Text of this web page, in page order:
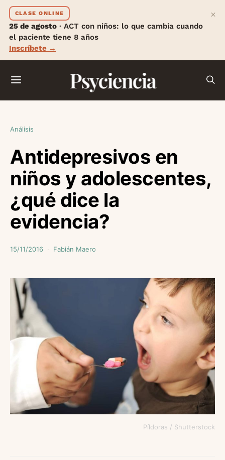
CLASE ONLINE
25 de agosto · ACT con niños: lo que cambia cuando
el paciente tiene 8 años
Inscríbete →
×
Psyciencia
Análisis
Antidepresivos en
niños y adolescentes,
¿qué dice la
evidencia?
15/11/2016 Fabián Maero
Píldoras / Shutterstock